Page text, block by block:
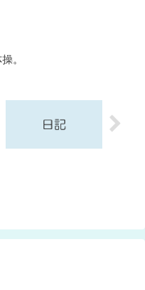
。